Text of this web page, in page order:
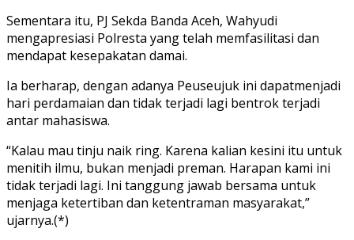
Sementara itu, PJ Sekda Banda Aceh, Wahyudi
mengapresiasi Polresta yang telah memfasilitasi dan
mendapat kesepakatan damai.
Ia berharap, dengan adanya Peuseujuk ini dapatmenjadi
hari perdamaian dan tidak terjadi lagi bentrok terjadi
antar mahasiswa.
“Kalau mau tinju naik ring. Karena kalian kesini itu untuk
menitih ilmu, bukan menjadi preman. Harapan kami ini
tidak terjadi lagi. Ini tanggung jawab bersama untuk
menjaga ketertiban dan ketentraman masyarakat,”
ujarnya.(*)